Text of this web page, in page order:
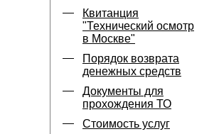
Квитанция
"Технический осмотр
в Москве"
Порядок возврата
денежных средств
Документы для
прохождения ТО
Стоимость услуг